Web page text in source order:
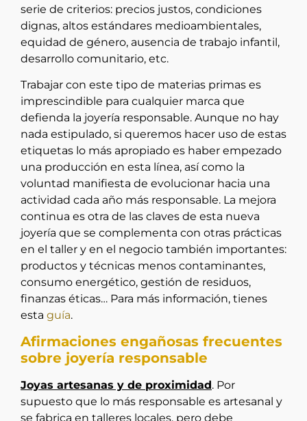
serie de criterios: precios justos, condiciones
dignas, altos estándares medioambientales,
equidad de género, ausencia de trabajo infantil,
desarrollo comunitario, etc.
Trabajar con este tipo de materias primas es
imprescindible para cualquier marca que
defienda la joyería responsable. Aunque no hay
nada estipulado, si queremos hacer uso de estas
etiquetas lo más apropiado es haber empezado
una producción en esta línea, así como la
voluntad manifiesta de evolucionar hacia una
actividad cada año más responsable. La mejora
continua es otra de las claves de esta nueva
joyería que se complementa con otras prácticas
en el taller y en el negocio también importantes:
productos y técnicas menos contaminantes,
consumo energético, gestión de residuos,
finanzas éticas… Para más información, tienes
esta guía.
Afirmaciones engañosas frecuentes
sobre joyería responsable
Joyas artesanas y de proximidad. Por
supuesto que lo más responsable es artesanal y
se fabrica en talleres locales, pero debe